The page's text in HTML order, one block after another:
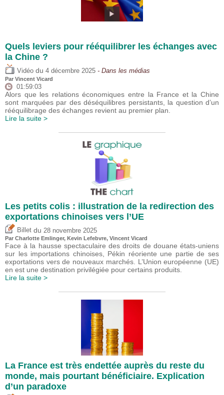
Quels leviers pour rééquilibrer les échanges avec
la Chine ?
Vidéo du 4 décembre 2025 - Dans les médias
Par Vincent Vicard
01:59:03
Alors que les relations économiques entre la France et la Chine
sont marquées par des déséquilibres persistants, la question d’un
rééquilibrage des échanges revient au premier plan.
Lire la suite >
Les petits colis : illustration de la redirection des
exportations chinoises vers l’UE
Billet du 28 novembre 2025
Par Charlotte Emlinger, Kevin Lefebvre, Vincent Vicard
Face à la hausse spectaculaire des droits de douane états-uniens
sur les importations chinoises, Pékin réoriente une partie de ses
exportations vers de nouveaux marchés. L’Union européenne (UE)
en est une destination privilégiée pour certains produits.
Lire la suite >
La France est très endettée auprès du reste du
monde, mais pourtant bénéficiaire. Explication
d’un paradoxe